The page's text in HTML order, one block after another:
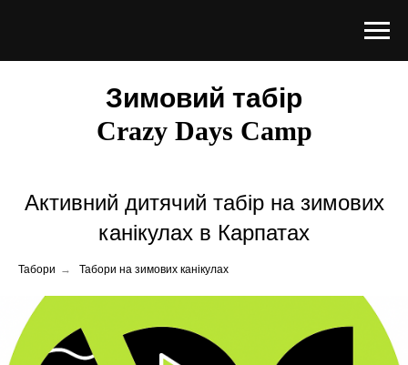
Зимовий табір
Crazy Days Camp
Активний дитячий табір на зимових
канікулах в Карпатах
Табори → Табори на зимових канікулах